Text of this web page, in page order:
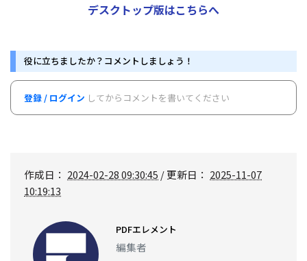
デスクトップ版はこちらへ
役に立ちましたか？コメントしましょう！
登録 / ログイン してからコメントを書いてください
作成日： 2024-02-28 09:30:45 / 更新日： 2025-11-07
10:19:13
PDFエレメント
編集者